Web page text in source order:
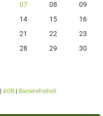
07 08
09
14 15
16
21 22
23
28 29
30
AGB| Barrierefreiheit